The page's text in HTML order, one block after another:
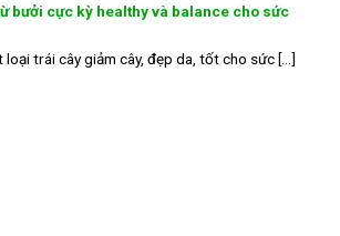
bưởi cực kỳ healthy và balance cho sức
trái cây giảm cây, đẹp da, tốt cho sức [...]